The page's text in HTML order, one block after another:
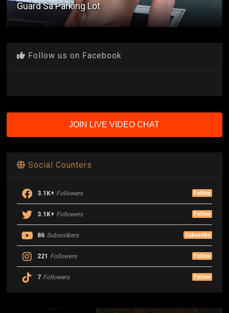
Guard Sa Parking Lot
Follow us on Facebook
JOIN LIVE VIDEO CHAT
Social Counters
3.1K+ Followers Follow
3.1K+ Followers Follow
86 Subscribers Subscribe
221 Followers Follow
7 Followers Follow